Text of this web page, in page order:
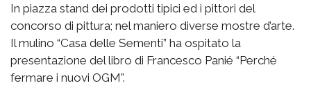
In piazza stand dei prodotti tipici ed i pittori del
concorso di pittura; nel maniero diverse mostre d’arte.
Il mulino “Casa delle Sementi” ha ospitato la
presentazione del libro di Francesco Panié “Perché
fermare i nuovi OGM”.